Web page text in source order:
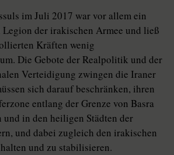
im Juli 2017 war vor allem ein
Legion der irakischen Armee und ließ
Kräften wenig
Die Gebote der Realpolitik und der
Verteidigung zwingen die Iraner
sich darauf beschränken, ihren
entlang der Grenze von Basra
in den heiligen Städten der
und dabei zugleich den irakischen
und zu stabilisieren.